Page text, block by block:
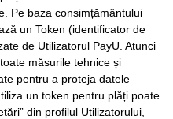
Pe baza consimțământului
un Token (identificator de
de Utilizatorul PayU. Atunci
măsurile tehnice și
pentru a proteja datele
un token pentru plăți poate
din profilul Utilizatorului,